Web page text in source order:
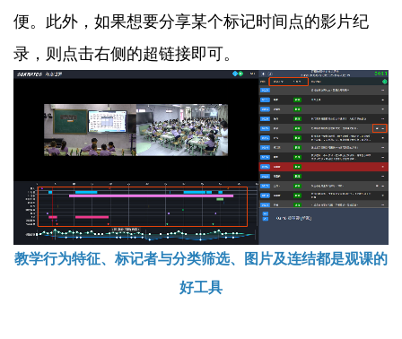
便。此外，如果想要分享某个标记时间点的影片纪
录，则点击右侧的超链接即可。
教学行为特征、标记者与分类筛选、图片及连结都是观课的
好工具